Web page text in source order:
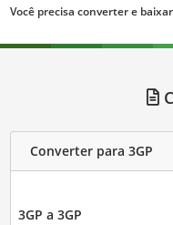
Você precisa converter e
Converter para 3GP
3GP a 3GP